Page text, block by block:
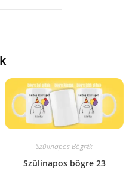
Szülinapos Bögrék
Szülinapos bögre 23